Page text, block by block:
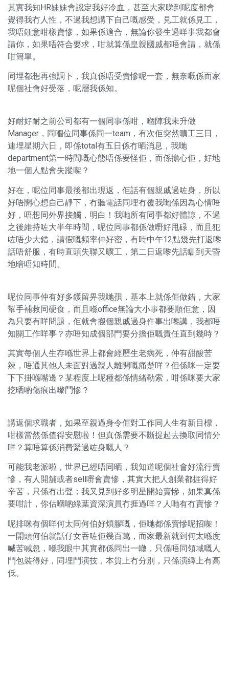
其實我知HR妹妹會認定我好冷血，甚至大家睇到呢度都會
覺得我冇人性，不過我想講下自己嘅感受，見工就係見工，
我唔鍾意咁樣賣慘，如果係適合，無論你發生過咩事我都會
請你，如果唔符合要求，咁就算係皇親國戚都唔會請，就係
咁簡單。
同埋都想再強調下，我真係唔受賣慘呢一套，無奈嘅係而家
呢個社會好受落，呢層我係知。
好耐好耐之前公司都有一個同事係咁，嗰陣我未升做
Manager，同嗰位同事係同一team，有次佢突然曠工三日，
連埋星期六日，即係total有五日係冇晒消息，我哋
department第一時間嘅心態唔係要怪佢，而係擔心佢，好地
地一個人點會失蹤㗎？
好在，呢位同事最後都出現返，佢話有個親戚過咗身，所以
好唔開心想自己靜下，冇聽電話同埋冇覆我哋係因為心情唔
好，唔想同外界接觸，明白！我哋所有同事都好體諒，不過
之後維持咗大半年時間，呢位同事都係做嘢好甩碌，而且犯
咗唔少大錯，請假嘅頻率仲好密，有時中午12點幾先打返嚟
話唔舒服，有時直頭失聯又曠工，第二日返嚟先話瞓到天昏
地暗唔知時間。
呢位同事仲有好多鑊留畀我哋孭，基本上就係佢做錯，大家
幫手補救同硬食，而且喺office無論大小事都要順佢意，因
為只要有咩問題，佢就會搬個親戚過身件事出嚟講，我都唔
知關工作咩事？亦唔知成個部門要分擔佢嘅責任直到幾時？
其實每個人生存喺世界上都會經歷生老病死，仲有甜酸苦
辣，唔通其他人未面對過親人離開嘅痛楚咩？但係咪一定要
下下掛喺嘴邊？某程度上呢種都係情緒勒索，咁係咪要大家
挖晒啲傷痕出嚟鬥慘？
講返個求職者，如果至親過身令佢對工作同人生有新目標，
咁樣當然係值得安慰啦！但真係需要不斷提起去換取同情分
咩？算唔算係消費緊過咗身嘅人？
可能我老派啦，世界已經唔同晒，我知道呢個社會好流行賣
慘，有人開舖或者sell嘢會賣慘，其實大把人創業都捱得好
辛苦，只係冇出聲；我又見到好多明星開始賣慘，如果真係
要咁計，你估嗰啲綠葉資深演員冇捱過咩？人哋有冇賣慘？
呢排咪有個咩何太同何伯好煩膠嘅，佢哋都係賣慘呢招㗎！
一開頭何伯就話仔女吞咗佢幾百萬，而家最新就到何太喺度
喊苦喊忽，喺我眼中其實都係同出一轍，只係唔同領域嘅人
鬥包裝得好，同埋鬥演技，本質上冇分別，只係演繹上有高
低。